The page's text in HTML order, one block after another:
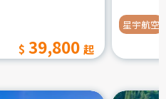
39,800
星宇航空